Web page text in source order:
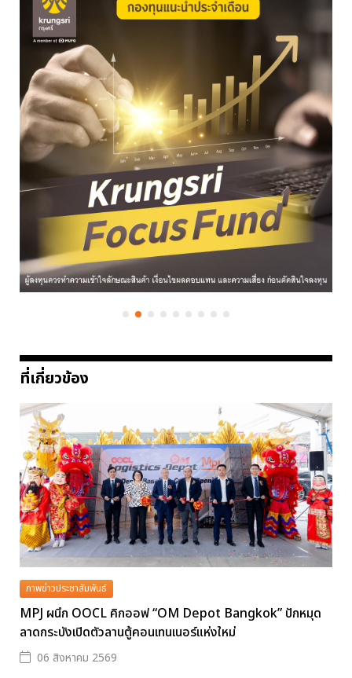
ที่เกี่ยวข้อง
ภาพข่าวประชาสัมพันธ์
MPJ ผนึก OOCL คิกออฟ “OM Depot Bangkok” ปักหมุด
ลาดกระบังเปิดตัวลานตู้คอนเทนเนอร์แห่งใหม่
06 สิงหาคม 2569